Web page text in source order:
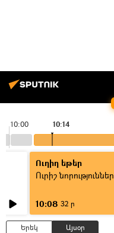
10:00 10:14
Ուղիղ եթեր
Ուրիշ նորություններ
10:08 32 ր
Երեկ Այսօր